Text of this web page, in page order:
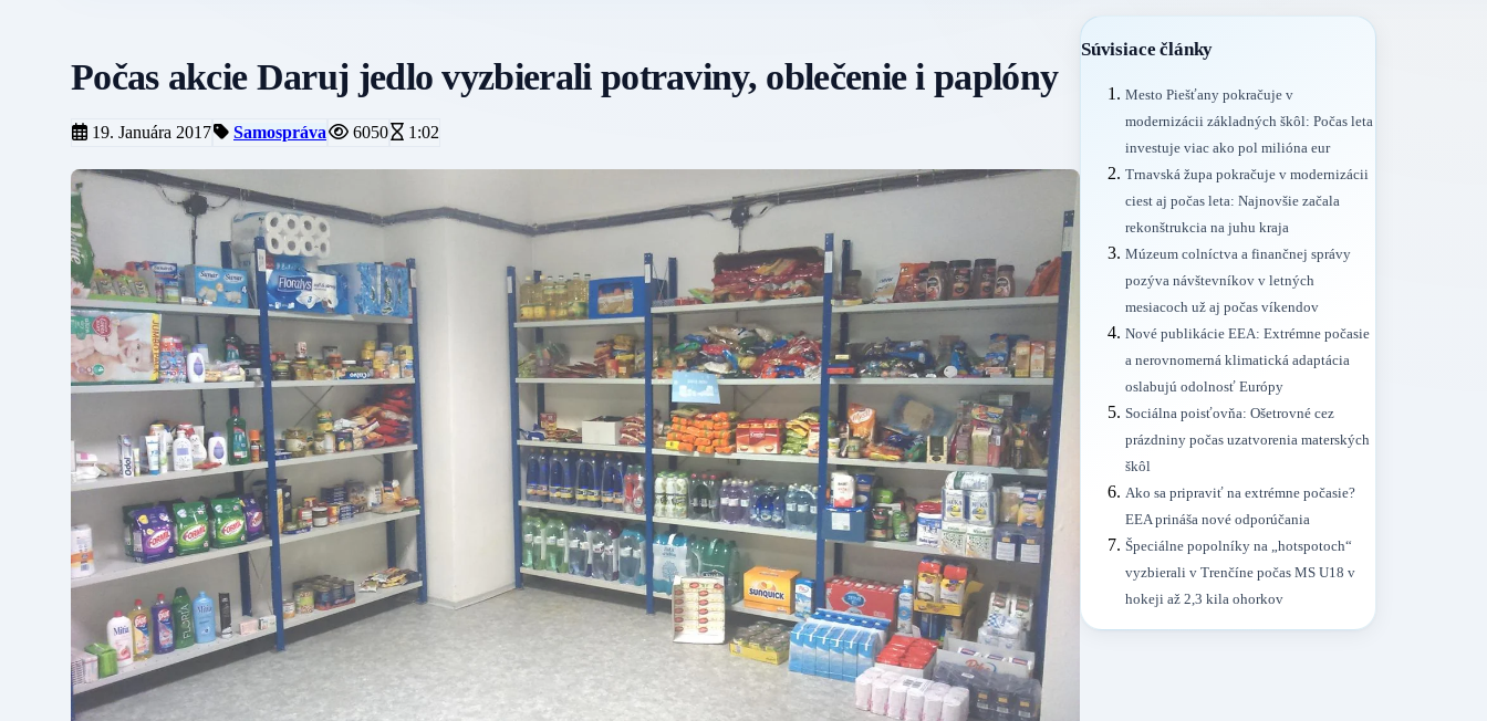
Počas akcie Daruj jedlo vyzbierali potraviny, oblečenie i paplóny
19. Januára 2017 Samospráva 6050 1:02
Súvisiace články
Mesto Piešťany pokračuje v
modernizácii základných škôl: Počas leta
investuje viac ako pol milióna eur
Trnavská župa pokračuje v modernizácii
ciest aj počas leta: Najnovšie začala
rekonštrukcia na juhu kraja
Múzeum colníctva a finančnej správy
pozýva návštevníkov v letných
mesiacoch už aj počas víkendov
Nové publikácie EEA: Extrémne počasie
a nerovnomerná klimatická adaptácia
oslabujú odolnosť Európy
Sociálna poisťovňa: Ošetrovné cez
prázdniny počas uzatvorenia materských
škôl
Ako sa pripraviť na extrémne počasie?
EEA prináša nové odporúčania
Špeciálne popolníky na „hotspotoch“
vyzbierali v Trenčíne počas MS U18 v
hokeji až 2,3 kila ohorkov